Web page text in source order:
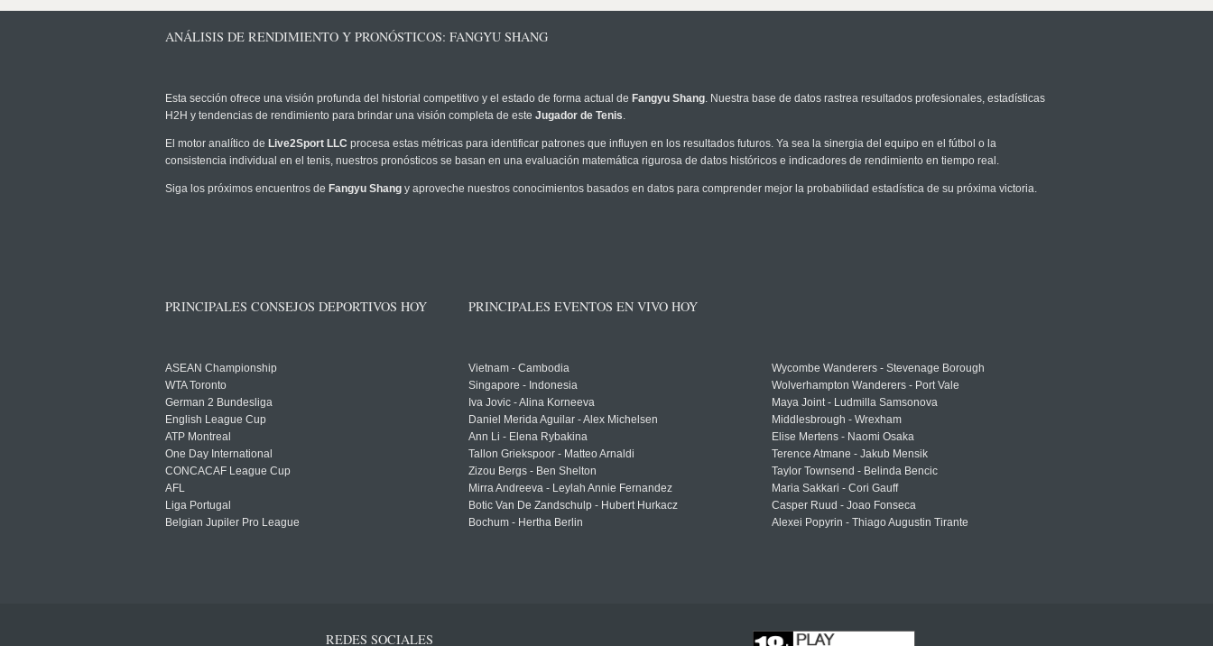
ANÁLISIS DE RENDIMIENTO Y PRONÓSTICOS: FANGYU SHANG
Esta sección ofrece una visión profunda del historial competitivo y el estado de forma actual de Fangyu Shang. Nuestra base de datos rastrea resultados profesionales, estadísticas
H2H y tendencias de rendimiento para brindar una visión completa de este Jugador de Tenis.
El motor analítico de Live2Sport LLC procesa estas métricas para identificar patrones que influyen en los resultados futuros. Ya sea la sinergia del equipo en el fútbol o la
consistencia individual en el tenis, nuestros pronósticos se basan en una evaluación matemática rigurosa de datos históricos e indicadores de rendimiento en tiempo real.
Siga los próximos encuentros de Fangyu Shang y aproveche nuestros conocimientos basados en datos para comprender mejor la probabilidad estadística de su próxima victoria.
PRINCIPALES CONSEJOS DEPORTIVOS HOY
ASEAN Championship
WTA Toronto
German 2 Bundesliga
English League Cup
ATP Montreal
One Day International
CONCACAF League Cup
AFL
Liga Portugal
Belgian Jupiler Pro League
PRINCIPALES EVENTOS EN VIVO HOY
Vietnam - Cambodia
Singapore - Indonesia
Iva Jovic - Alina Korneeva
Daniel Merida Aguilar - Alex Michelsen
Ann Li - Elena Rybakina
Tallon Griekspoor - Matteo Arnaldi
Zizou Bergs - Ben Shelton
Mirra Andreeva - Leylah Annie Fernandez
Botic Van De Zandschulp - Hubert Hurkacz
Bochum - Hertha Berlin
Wycombe Wanderers - Stevenage Borough
Wolverhampton Wanderers - Port Vale
Maya Joint - Ludmilla Samsonova
Middlesbrough - Wrexham
Elise Mertens - Naomi Osaka
Terence Atmane - Jakub Mensik
Taylor Townsend - Belinda Bencic
Maria Sakkari - Cori Gauff
Casper Ruud - Joao Fonseca
Alexei Popyrin - Thiago Augustin Tirante
REDES SOCIALES